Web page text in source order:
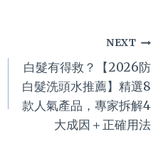
NEXT
白髮有得救？【2026防
白髮洗頭水推薦】精選8
款人氣產品，專家拆解4
大成因＋正確用法